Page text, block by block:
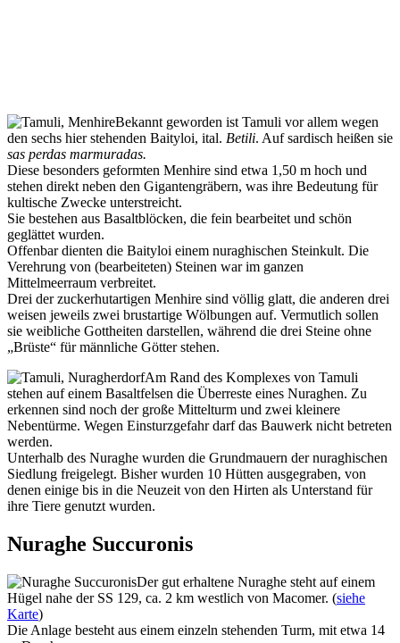
Bekannt geworden ist Tamuli vor allem wegen
den sechs hier stehenden Baityloi, ital. Betili. Auf sardisch heißen sie
sas perdas marmuradas.
Diese besonders geformten Menhire sind etwa 1,50 m hoch und
stehen direkt neben den Gigantengräbern, was ihre Bedeutung für
kultische Zwecke unterstreicht.
Sie bestehen aus Basaltblöcken, die fein bearbeitet und schön
geglättet wurden.
Offenbar dienten die Baityloi einem nuraghischen Steinkult. Die
Verehrung von (bearbeiteten) Steinen war im ganzen
Mittelmeerraum verbreitet.
Drei der zuckerhutartigen Menhire sind völlig glatt, die anderen drei
weisen jeweils zwei brustartige Wölbungen auf. Vermutlich sollen
sie weibliche Gottheiten darstellen, während die drei Steine ohne
„Brüste“ für männliche Götter stehen.
Am Rand des Komplexes von Tamuli
stehen auf einem Basaltfelsen die Überreste eines Nuraghen. Zu
erkennen sind noch der große Mittelturm und zwei kleinere
Nebentürme. Wegen Einsturzgefahr darf das Bauwerk nicht betreten
werden.
Unterhalb des Nuraghe wurden die Grundmauern der nuraghischen
Siedlung freigelegt. Bisher wurden 10 Hütten ausgegraben, von
denen einige bis in die Neuzeit von den Hirten als Unterstand für
ihre Tiere genutzt wurden.
Nuraghe Succuronis
Der gut erhaltene Nuraghe steht auf einem
Hügel nahe der SS 129, ca. 2 km westlich von Macomer. (siehe
Karte)
Die Anlage besteht aus einem einzeln stehenden Turm, mit etwa 14